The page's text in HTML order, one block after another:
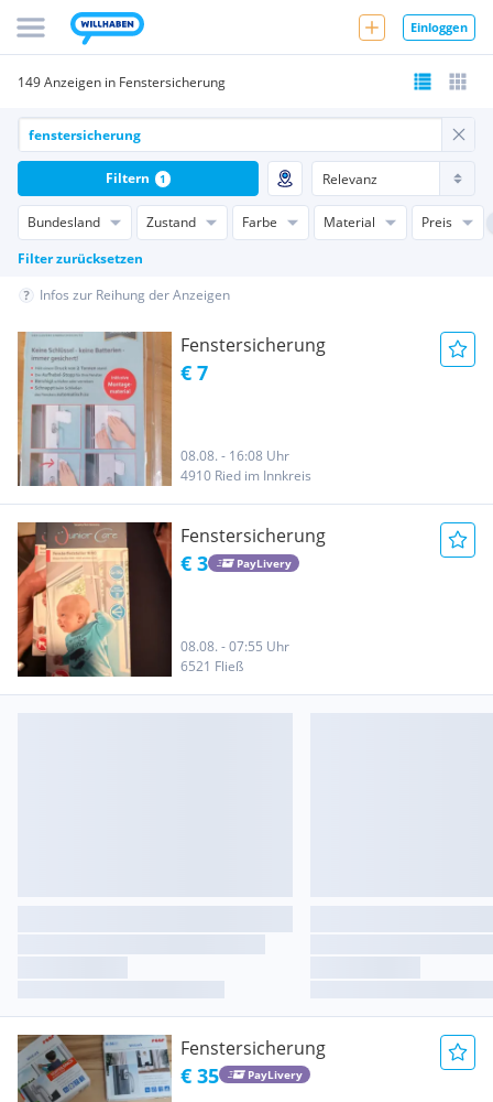
Einloggen
149 Anzeigen in Fenstersicherung
Bundesland Zustand Farbe Material
Preis
Filter zurücksetzen
Filtern 1
Infos zur Reihung der Anzeigen
Fenstersicherung
€ 7
08.08. - 16:08 Uhr
4910 Ried im Innkreis
Fenstersicherung
€ 3 PayLivery
08.08. - 07:55 Uhr
6521 Fließ
Fenstersicherung
€ 35 PayLivery